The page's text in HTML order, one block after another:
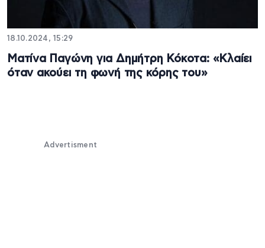
18.10.2024, 15:29
Ματίνα Παγώνη για Δημήτρη Κόκοτα: «Κλαίει
όταν ακούει τη φωνή της κόρης του»
Advertisment